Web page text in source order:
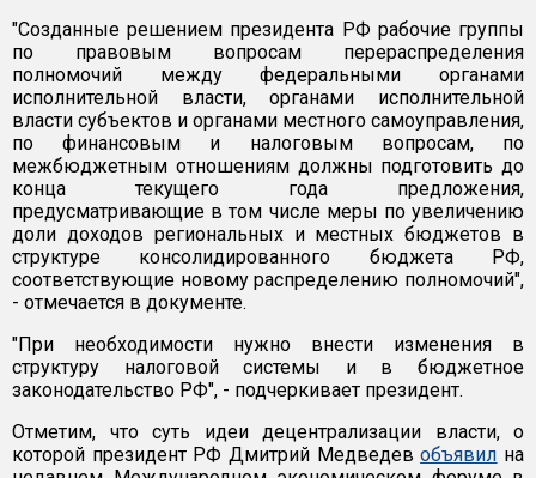
"Созданные решением президента РФ рабочие группы
по правовым вопросам перераспределения
полномочий между федеральными органами
исполнительной власти, органами исполнительной
власти субъектов и органами местного самоуправления,
по финансовым и налоговым вопросам, по
межбюджетным отношениям должны подготовить до
конца текущего года предложения,
предусматривающие в том числе меры по увеличению
доли доходов региональных и местных бюджетов в
структуре консолидированного бюджета РФ,
соответствующие новому распределению полномочий",
- отмечается в документе.
"При необходимости нужно внести изменения в
структуру налоговой системы и в бюджетное
законодательство РФ", - подчеркивает президент.
Отметим, что суть идеи децентрализации власти, о
которой президент РФ Дмитрий Медведевобъявил на